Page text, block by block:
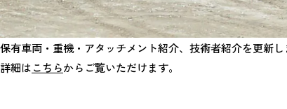
保有車両・重機・アタッチメント紹介、技術者紹介を更新し
詳細はこちらからご覧いただけます。